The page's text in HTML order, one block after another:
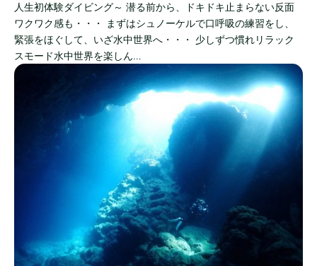
人生初体験ダイビング～ 潜る前から、ドキドキ止まらない反面
ワクワク感も・・・ まずはシュノーケルで口呼吸の練習をし、
緊張をほぐして、いざ水中世界へ・・・ 少しずつ慣れリラック
スモード水中世界を楽しん…